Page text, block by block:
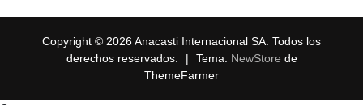
Copyright © 2026 Anacasti Internacional SA. Todos los
derechos reservados.
| Tema: NewStore de
ThemeFarmer